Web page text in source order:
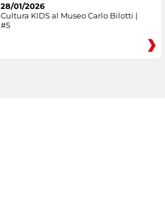
28/01/2026
Cultura KIDS al Museo Carlo Bilotti |
#5